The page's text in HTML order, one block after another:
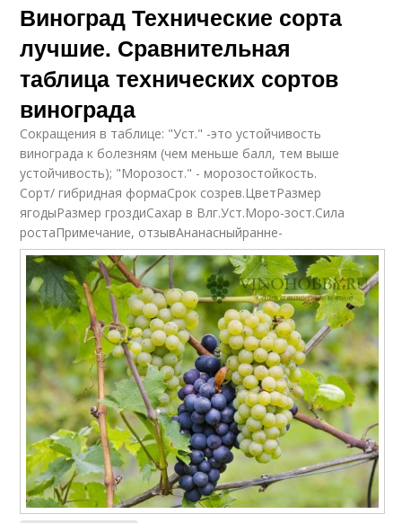
Виноград Технические сорта
лучшие. Сравнительная
таблица технических сортов
винограда
Сокращения в таблице: "Уст." -это устойчивость
винограда к болезням (чем меньше балл, тем выше
устойчивость); "Морозост." - морозостойкость.
Сорт/ гибридная формаСрок созрев.ЦветРазмер
ягодыРазмер гроздиСахар в Влг.Уст.Моро-зост.Сила
ростаПримечание, отзывАнанасныйранне-